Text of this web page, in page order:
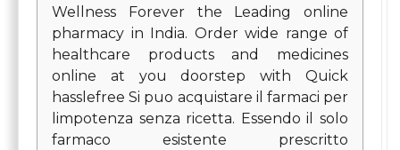
Wellness Forever the Leading online
pharmacy in India. Order wide range of
healthcare products and medicines
online at you doorstep with Quick
hasslefree Si puo acquistare il farmaci per
limpotenza senza ricetta. Essendo il solo
farmaco esistente prescritto